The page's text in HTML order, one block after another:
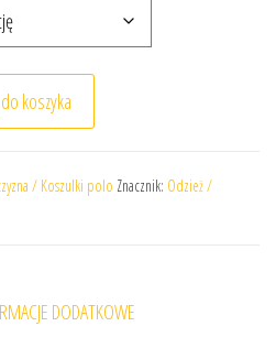
Squadra 21 GP6428
koszyka
/ Koszulki polo Znacznik: Odzież /
DODATKOWE